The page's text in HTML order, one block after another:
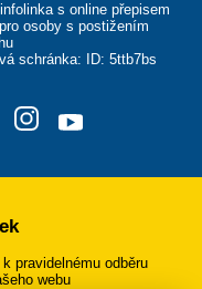
infolinka s online přepisem
osoby s postižením
schránka: ID: 5ttb7bs
pravidelnému odběru
webu